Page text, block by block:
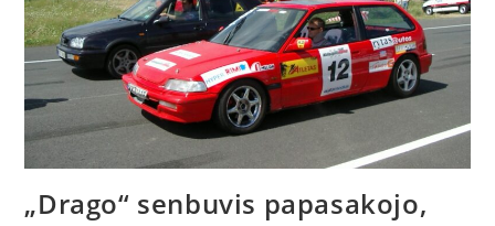
„Drago“ senbuvis papasakojo,